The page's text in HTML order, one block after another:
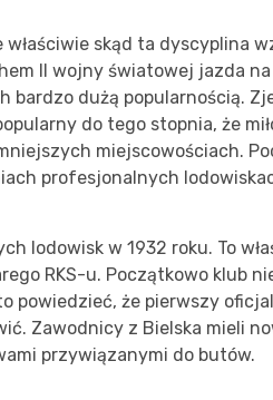
skąd ta dyscyplina
II wojny światowej jazda na
bardzo dużą popularnością.
do tego stopnia, że
miejscowościach.
profesjonalnych
lodowisk w 1932 roku. To
RKS-u. Początkowo klub
powiedzieć, że pierwszy
Zawodnicy z Bielska mieli
przywiązanymi do butów.